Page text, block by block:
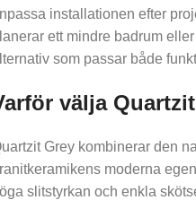
installationen efter
ett mindre badrum
som passar både
välja
Grey kombinerar den
moderna
slitstyrkan och enkla